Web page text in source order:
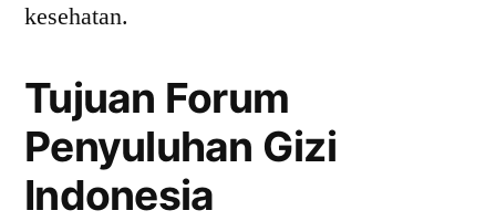
kesehatan.
Tujuan Forum
Penyuluhan Gizi
Indonesia